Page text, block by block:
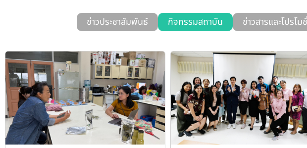
ข่าวประชาสัมพันธ์ กิจกรรมสถาบัน ข่าวสารและโปรโ